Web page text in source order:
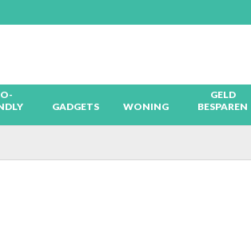
GADGETS WONING
GELD
BESPAREN